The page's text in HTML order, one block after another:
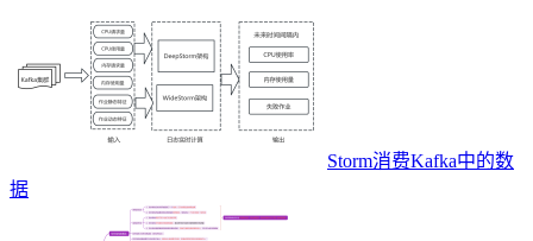
Storm消费Kafka中的数
据